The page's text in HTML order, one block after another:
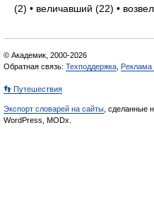
(2) • величавший (22) •
© Академик, 2000-2026
Обратная связь: Техподдержка Реклама
👣 Путешествия
Экспорт словарей на сайты , сделанные
WordPress, MODx.